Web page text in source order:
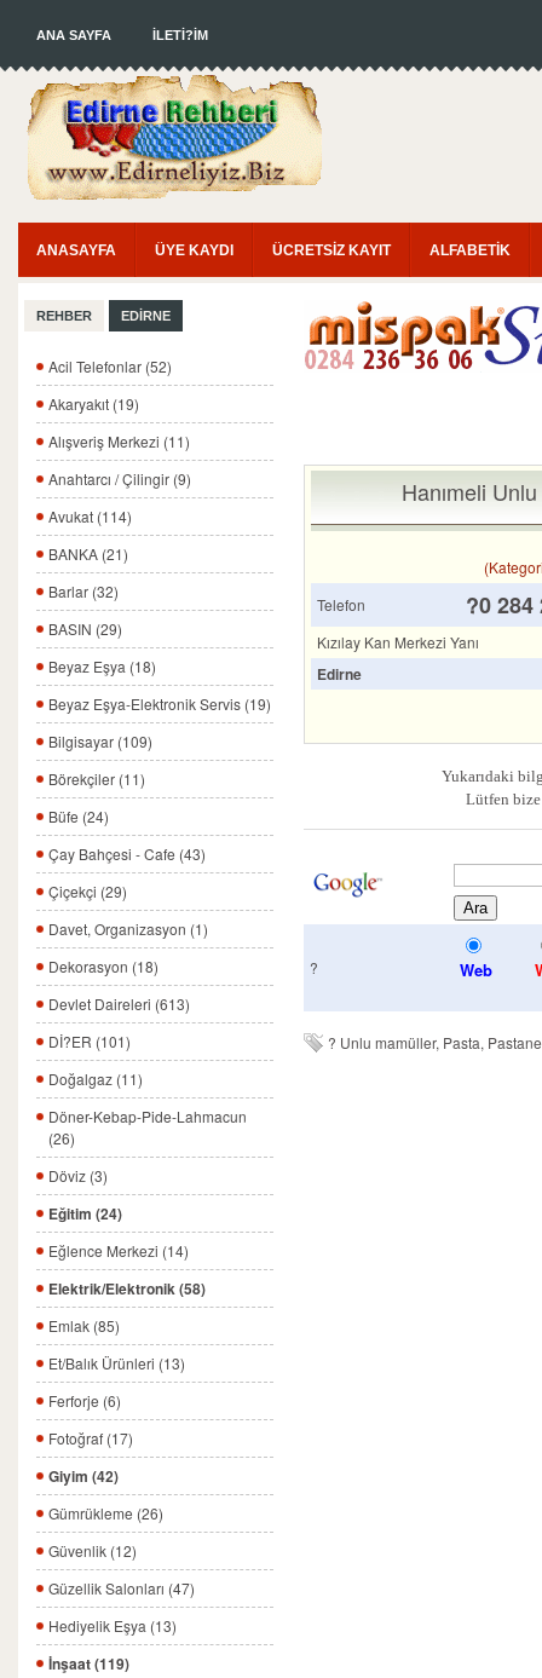
ANA SAYFA İLETİ?İM
ANASAYFA ÜYE KAYDI ÜCRETSİZ KAYIT ALFABETİK
REHBER EDİRNE
Acil Telefonlar (52)
Akaryakıt (19)
Alışveriş Merkezi (11)
Anahtarcı / Çilingir (9)
Avukat (114)
BANKA (21)
Barlar (32)
BASIN (29)
Beyaz Eşya (18)
Beyaz Eşya-Elektronik Servis (19)
Bilgisayar (109)
Börekçiler (11)
Büfe (24)
Çay Bahçesi - Cafe (43)
Çiçekçi (29)
Davet, Organizasyon (1)
Dekorasyon (18)
Devlet Daireleri (613)
Dİ?ER (101)
Doğalgaz (11)
Döner-Kebap-Pide-Lahmacun
(26)
Döviz (3)
Eğitim (24)
Eğlence Merkezi (14)
Elektrik/Elektronik (58)
Emlak (85)
Et/Balık Ürünleri (13)
Ferforje (6)
Fotoğraf (17)
Giyim (42)
Gümrükleme (26)
Güvenlik (12)
Güzellik Salonları (47)
Hediyelik Eşya (13)
İnşaat (119)
Hanımeli
Telefon
?0 284
Kızılay Kan Merkezi Yanı
Edirne
Yukarıdaki
Lütfen
? Web
? Unlu mamüller, Pasta,